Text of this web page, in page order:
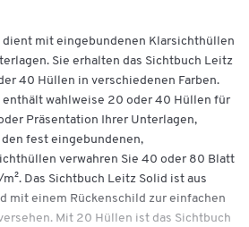
dient mit eingebundenen Klarsichthüllen
Sie erhalten das Sichtbuch Leitz
40 Hüllen in verschiedenen Farben.
enthält wahlweise 20 oder 40 Hüllen für
Präsentation Ihrer Unterlagen,
fest eingebundenen,
verwahren Sie 40 oder 80 Blatt
Das Sichtbuch Leitz Solid ist aus
mit einem Rückenschild zur einfachen
Mit 20 Hüllen ist das Sichtbuch